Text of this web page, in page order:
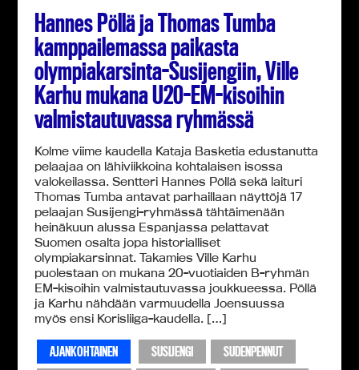
Hannes Pöllä ja Thomas Tumba
kamppailemassa paikasta
olympiakarsinta-Susijengiin, Ville
Karhu mukana U20-EM-kisoihin
valmistautuvassa ryhmässä
Kolme viime kaudella Kataja Basketia edustanutta
pelaajaa on lähiviikkoina kohtalaisen isossa
valokeilassa. Sentteri Hannes Pöllä sekä laituri
Thomas Tumba antavat parhaillaan näyttöjä 17
pelaajan Susijengi-ryhmässä tähtäimenään
heinäkuun alussa Espanjassa pelattavat
Suomen osalta jopa historialliset
olympiakarsinnat. Takamies Ville Karhu
puolestaan on mukana 20-vuotiaiden B-ryhmän
EM-kisoihin valmistautuvassa joukkueessa. Pöllä
ja Karhu nähdään varmuudella Joensuussa
myös ensi Korisliiga-kaudella. […]
AJANKOHTAINEN SUSIJENGI SUDENPENNUT